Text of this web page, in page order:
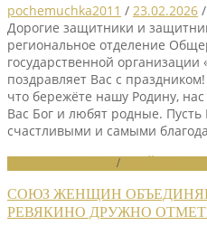
pochemuchka2011 / 23.02.2026 /
Дорогие защитники и
региональное отделение
государственной
поздравляет Вас с
что бережёте нашу Родину,
Вас Бог и любят родные.
счастливыми и самыми
/
СОЮЗ ЖЕНЩИН
РЕВЯКИНО ДРУЖНО